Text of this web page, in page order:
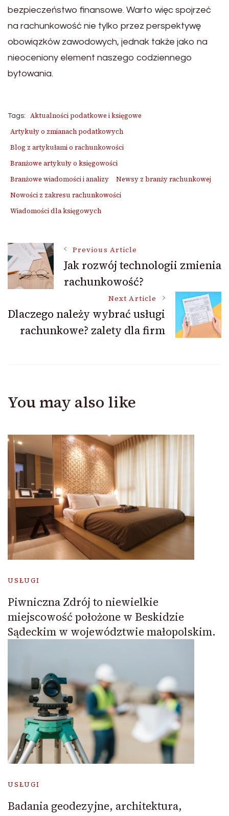
bezpieczeństwo finansowe. Warto więc spojrzeć
na rachunkowość nie tylko przez perspektywę
obowiązków zawodowych, jednak także jako na
nieoceniony element naszego codziennego
bytowania.
Tags:
Aktualności podatkowe i księgowe
Artykuły o zmianach podatkowych
Blog z artykułami o rachunkowości
Branżowe artykuły o księgowości
Branżowe wiadomości i analizy
Newsy z branży rachunkowej
Nowości z zakresu rachunkowości
Wiadomości dla księgowych
Post
Navigation
Previous Article
Jak rozwój technologii zmienia
rachunkowość?
Next Article
Dlaczego należy wybrać usługi
rachunkowe? zalety dla firm
You may also like
USŁUGI
Piwniczna Zdrój to niewielkie
miejscowość położone w Beskidzie
Sądeckim w województwie małopolskim.
USŁUGI
Badania geodezyjne, architektura,